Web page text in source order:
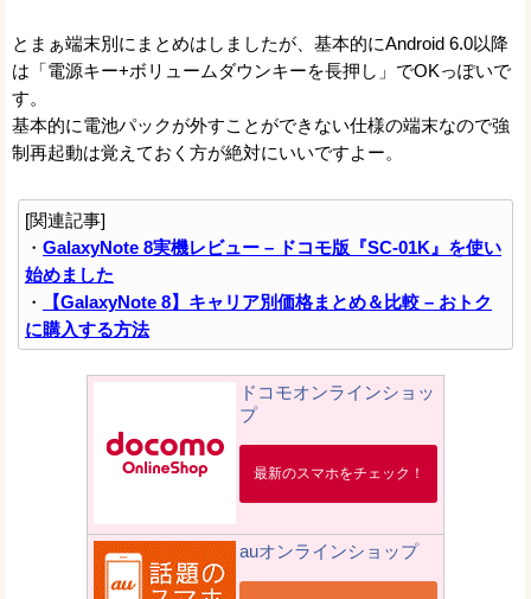
とまぁ端末別にまとめはしましたが、基本的にAndroid 6.0以降
は「電源キー+ボリュームダウンキーを長押し」でOKっぽいで
す。
基本的に電池パックが外すことができない仕様の端末なので強
制再起動は覚えておく方が絶対にいいですよー。
[関連記事]
・ GalaxyNote 8実機レビュー – ドコモ版『SC-01K』を使い
始めました
・
【GalaxyNote 8】キャリア別価格まとめ＆比較 – おトク
に購入する方法
ドコモオンラインショッ
プ
最新のスマホをチェック！
auオンラインショップ